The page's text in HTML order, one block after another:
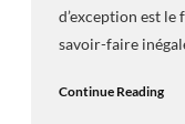
d’exception est
savoir-faire
Continue Reading